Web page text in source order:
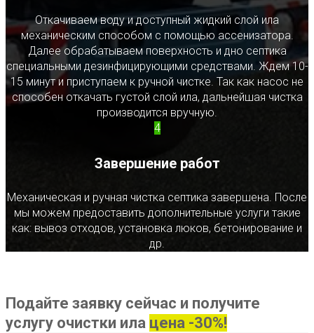
Откачиваем воду и доступный жидкий слой ила
механическим способом с помощью ассенизатора.
Далее обрабатываем поверхность и дно септика
специальными дезинфицирующими средствами. Ждем 10-
15 минут и приступаем к ручной чистке. Так как насос не
способен откачать густой слой ила, дальнейшая чистка
производится вручную.
4
Завершение работ
Механическая и ручная чистка септика завершена. После
мы можем предоставить дополнительные услуги такие
как: вывоз отходов, установка люков, бетонирование и
др.
Подайте заявку сейчас и получите
услугу очистки ила цена -30%!